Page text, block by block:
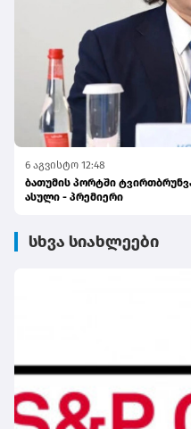
6 აგვისტო 12:48
ბათუმის პორტში
ასული - პრემიერი
სხვა სიახლეები